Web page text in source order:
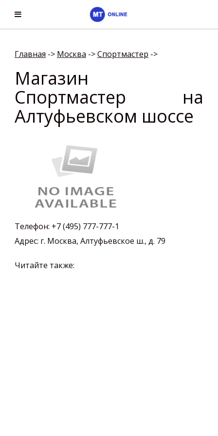
Главная -> Москва ->Спортмастер ->
Магазин
Спортмастер на
Алтуфьевском шоссе
Телефон: +7 (495) 777-777-1
Адрес: г. Москва, Алтуфьевское ш., д. 79
Читайте также: